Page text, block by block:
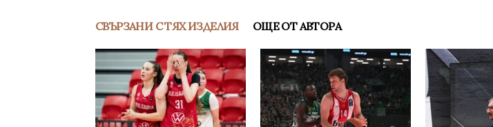
СВЪРЗАНИ С ТЯХ ИЗДЕЛИЯ ОЩЕ ОТ АВТОРА